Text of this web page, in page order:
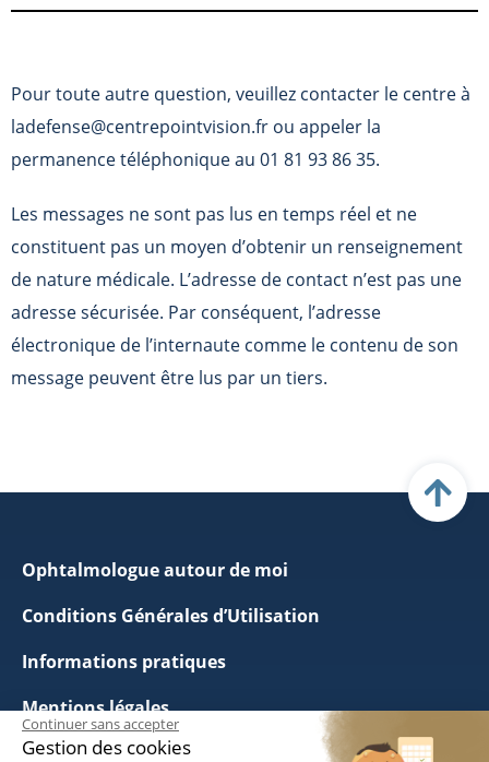
Pour toute autre question, veuillez contacter le centre à
ladefense@centrepointvision.fr ou appeler la
permanence téléphonique au 01 81 93 86 35.
Les messages ne sont pas lus en temps réel et ne
constituent pas un moyen d’obtenir un renseignement
de nature médicale. L’adresse de contact n’est pas une
adresse sécurisée. Par conséquent, l’adresse
électronique de l’internaute comme le contenu de son
message peuvent être lus par un tiers.
Ophtalmologue autour de moi
Conditions Générales d’Utilisation
Informations pratiques
Mentions légales
Politique de Confidentialité
Continuer sans accepter
Gestion des cookies